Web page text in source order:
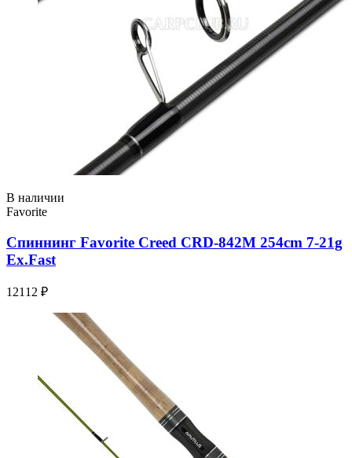
В наличии
Favorite
Спиннинг Favorite Creed CRD-842M 254сm 7-21g
Ex.Fast
12112 ₽